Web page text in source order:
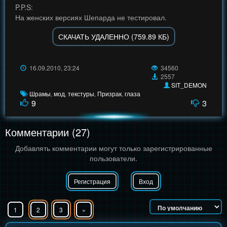
P.P.S:
На женских версиях Шепарда не тестировал.
СКАЧАТЬ УДАЛЕННО (759.89 КБ)
16.09.2010, 23:24
34560
2557
SIT_DEMON
Шрамы, мод, текстуры, Призрак, глаза
9 3
Комментарии (27)
Добавлять комментарии могут только зарегистрированные
пользователи.
Регистрация Вход
1 2 3 »